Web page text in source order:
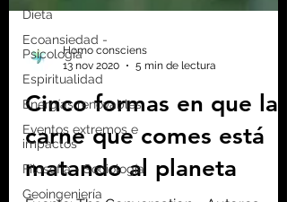
Dieta
Ecoansiedad -
Psicología
Espiritualidad
Energías renovables
Eventos extremos e
impactos
Filosofía - Sociología
Geoingeniería
Homo consciens
13 nov 2020
5 min de lectura
Cinco formas en que la
carne que comes está